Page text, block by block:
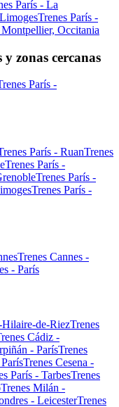
París - La
Trenes París -
Montpellier, Occitania
zonas cercanas
París -
París - RuanTrenes
Trenes París -
Trenes París -
Trenes París -
Trenes Cannes -
- París
Hilaire-de-RiezTrenes
Cádiz -
- ParísTrenes
Trenes Cesena -
París - TarbesTrenes
Trenes Milán -
- LeicesterTrenes